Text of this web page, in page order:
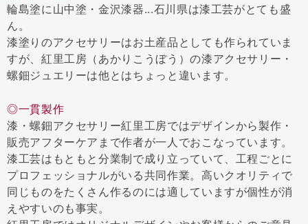
輪島塗に山中塗・金沢漆器...石川県は漆工芸がとても盛
ん。
漆塗りのアクセサリーはお土産品としても作られていま
すが、紅里工房（あかりこうぼう）の漆アクセサリー・
螺鈿ジュエリーは他とはちょっと違います。
◎一貫製作
漆・螺鈿アクセサリー紅里工房ではデザインから製作・
販売アフターケアまで作者が一人でおこなっています。
漆工芸はもともと分業制で成り立っていて、工程ごとに
プロフェッショナルがいる共同作業。高いクオリティで
同じものをたくさん作るのには適していますが個性が消
えやすいのも事実。